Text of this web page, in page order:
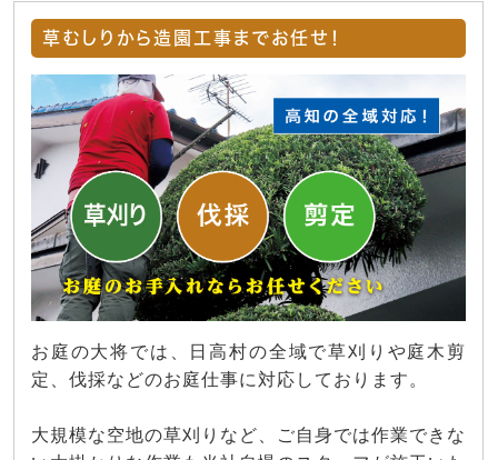
草むしりから造園工事までお任せ！
お庭の大将では、日高村の全域で草刈りや庭木剪
定、伐採などのお庭仕事に対応しております。
大規模な空地の草刈りなど、ご自身では作業できな